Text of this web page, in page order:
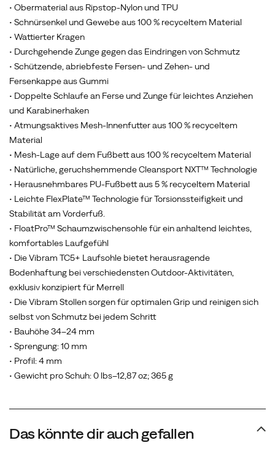
Merrell
Testlabor
hinzugelernt.
Unter
dem
Fuß
sitzen
eine
sichere
Fersenkappe
und
eine
durchgehende
Rock
Plate,
die
dir
auf
jedem
Terrain
und
bei
jedem
Wetter
zuverlässigen
Halt
Auch
Version
• Obermaterial aus Ripstop-Nylon und TPU
• Schnürsenkel und Gewebe aus 100 % recyceltem Material
• Wattierter Kragen
• Durchgehende Zunge gegen das Eindringen von Schmutz
• Schützende, abriebfeste Fersen- und Zehen- und
Fersenkappe aus Gummi
• Doppelte Schlaufe an Ferse und Zunge für leichtes Anziehen
und Karabinerhaken
• Atmungsaktives Mesh-Innenfutter aus 100 % recyceltem
Material
• Mesh-Lage auf dem Fußbett aus 100 % recyceltem Material
• Natürliche, geruchshemmende Cleansport NXT™ Technologie
• Herausnehmbares PU-Fußbett aus 5 % recyceltem Material
• Leichte FlexPlate™ Technologie für Torsionssteifigkeit und
Stabilität am Vorderfuß.
• FloatPro™ Schaumzwischensohle für ein anhaltend leichtes,
komfortables Laufgefühl
• Die Vibram TC5+ Laufsohle bietet herausragende
Bodenhaftung bei verschiedensten Outdoor-Aktivitäten,
exklusiv konzipiert für Merrell
• Die Vibram Stollen sorgen für optimalen Grip und reinigen sich
selbst von Schmutz bei jedem Schritt
• Bauhöhe 34–24 mm
• Sprengung: 10 mm
• Profil: 4 mm
• Gewicht pro Schuh: 0 lbs–12,87 oz; 365 g
Das könnte dir auch gefallen